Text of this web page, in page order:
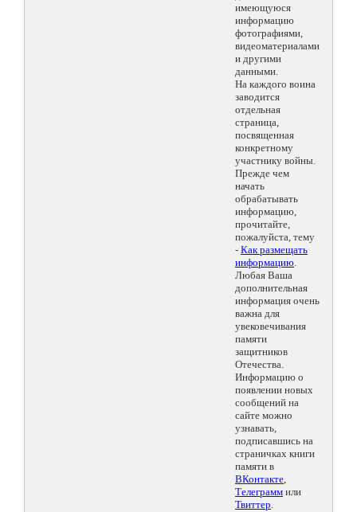
имеющуюся
информацию
фотографиями,
видеоматериалами
и другими
данными.
На каждого воина
заводится
отдельная
страница,
посвященная
конкретному
участнику войны.
Прежде чем
начать
обрабатывать
информацию,
прочитайте,
пожалуйста, тему
- Как размещать
информацию.
Любая Ваша
дополнительная
информация очень
важна для
увековечивания
памяти
защитников
Отечества.
Информацию о
появлении новых
сообщений на
сайте можно
узнавать,
подписавшись на
страничках книги
памяти в
ВКонтакте,
Телеграмм или
Твиттер.